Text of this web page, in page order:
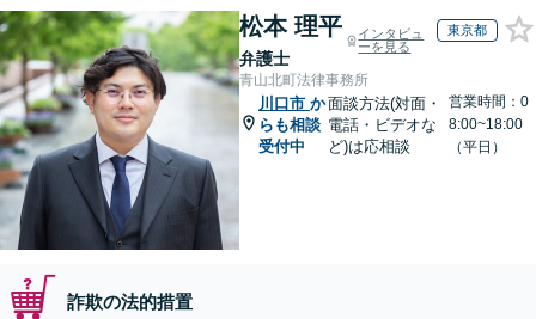
松本 理平
弁護士
インタビュ
ーを見る
東京都
青山北町法律事務所
川口市 か
らも相談
受付中
面談方法(対面・
電話・ビデオな
ど)は応相談
営業時間：0
8:00~18:00
（平日）
詐欺の法的措置